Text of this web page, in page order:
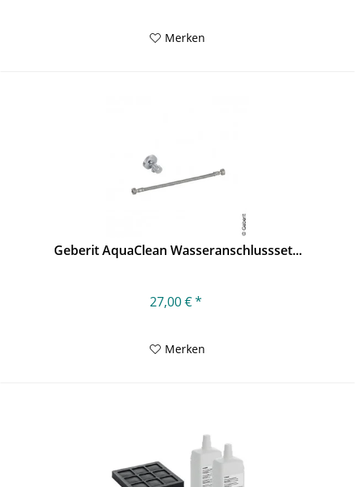
Merken
Geberit AquaClean Wasseranschlussset...
27,00 € *
Merken